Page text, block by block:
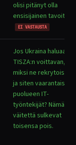
olisi pitänyt olla
ensisijainen tavoite.
EI VASTAUSTA
Jos Ukraina haluaa
TISZA:n voittavan,
miksi ne rekrytoisivat
ja siten vaarantaisivat
puolueen IT-
työntekijät? Nämä
väitettä sulkevat
toisensa pois.